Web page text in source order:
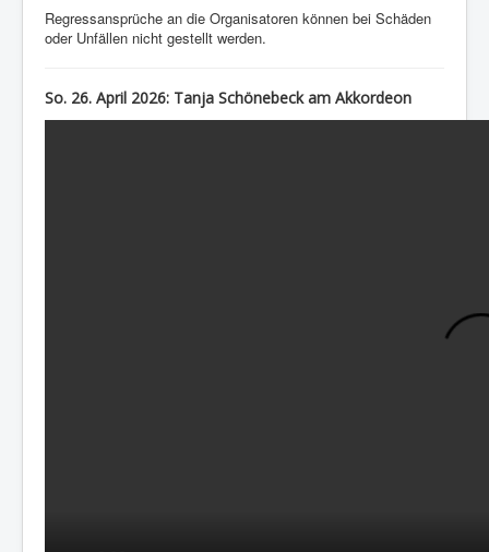
Regressansprüche an die Organisatoren können bei Schäden
oder Unfällen nicht gestellt werden.
So. 26. April 2026: Tanja Schönebeck am Akkordeon